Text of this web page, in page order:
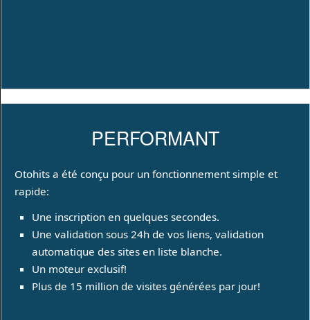
PERFORMANT
Otohits a été conçu pour un fonctionnement simple et
rapide:
Une inscription en quelques secondes.
Une validation sous 24h de vos liens, validation
automatique des sites en liste blanche.
Un moteur exclusif!
Plus de 15 million de visites générées par jour!